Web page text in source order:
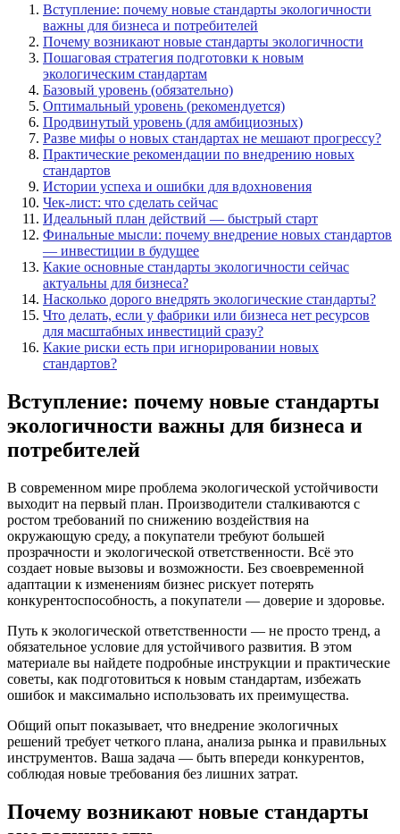
Вступление: почему новые стандарты экологичности
важны для бизнеса и потребителей
Почему возникают новые стандарты экологичности
Пошаговая стратегия подготовки к новым
экологическим стандартам
Базовый уровень (обязательно)
Оптимальный уровень (рекомендуется)
Продвинутый уровень (для амбициозных)
Разве мифы о новых стандартах не мешают прогрессу?
Практические рекомендации по внедрению новых
стандартов
Истории успеха и ошибки для вдохновения
Чек-лист: что сделать сейчас
Идеальный план действий — быстрый старт
Финальные мысли: почему внедрение новых стандартов
— инвестиции в будущее
Какие основные стандарты экологичности сейчас
актуальны для бизнеса?
Насколько дорого внедрять экологические стандарты?
Что делать, если у фабрики или бизнеса нет ресурсов
для масштабных инвестиций сразу?
Какие риски есть при игнорировании новых
стандартов?
Вступление: почему новые стандарты
экологичности важны для бизнеса и
потребителей
В современном мире проблема экологической устойчивости
выходит на первый план. Производители сталкиваются с
ростом требований по снижению воздействия на
окружающую среду, а покупатели требуют большей
прозрачности и экологической ответственности. Всё это
создает новые вызовы и возможности. Без своевременной
адаптации к изменениям бизнес рискует потерять
конкурентоспособность, а покупатели — доверие и здоровье.
Путь к экологической ответственности — не просто тренд, а
обязательное условие для устойчивого развития. В этом
материале вы найдете подробные инструкции и практические
советы, как подготовиться к новым стандартам, избежать
ошибок и максимально использовать их преимущества.
Общий опыт показывает, что внедрение экологичных
решений требует четкого плана, анализа рынка и правильных
инструментов. Ваша задача — быть впереди конкурентов,
соблюдая новые требования без лишних затрат.
Почему возникают новые стандарты